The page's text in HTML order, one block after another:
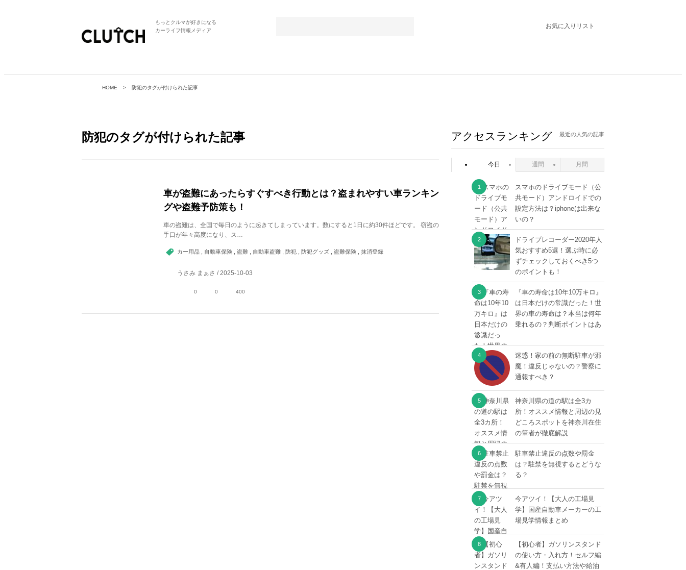
もっとクルマが好きになる
カーライフ情報メディア
お気に入りリスト
HOME 防犯のタグが付けられた記事
防犯のタグが付けられた記事
車が盗難にあったらすぐすべき行動とは？盗まれやすい車ランキン
グや盗難予防策も！
車の盗難は、全国で毎日のように起きてしまっています。数にすると1日に約30件ほどです。 窃盗の
手口が年々高度になり、ス…
カー用品 , 自動車保険 , 盗難 , 自動車盗難 , 防犯 , 防犯グッズ , 盗難保険 , 抹消登録
うさみ まぁさ / 2025-10-03
0 0 400
アクセスランキング 最近の人気の記事
今日 週間 月間
スマホのドライブモード（公
共モード）アンドロイドでの
設定方法は？iphoneは出来な
いの？
ドライブレコーダー2020年人
気おすすめ5選！選ぶ時に必
ずチェックしておくべき5つ
のポイントも！
『車の寿命は10年10万キロ』
は日本だけの常識だった！世
界の車の寿命は？本当は何年
乗れるの？判断ポイントはあ
る？
迷惑！家の前の無断駐車が邪
魔！違反じゃないの？警察に
通報すべき？
神奈川県の道の駅は全3カ
所！オススメ情報と周辺の見
どころスポットを神奈川在住
の筆者が徹底解説
駐車禁止違反の点数や罰金
は？駐禁を無視するとどうな
る？
今アツイ！【大人の工場見
学】国産自動車メーカーの工
場見学情報まとめ
【初心者】ガソリンスタンド
の使い方・入れ方！セルフ編
&有人編！支払い方法や給油